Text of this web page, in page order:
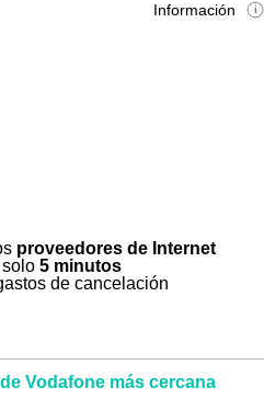
Información
proveedores de Internet
5 minutos
de cancelación
Vodafone más cercana